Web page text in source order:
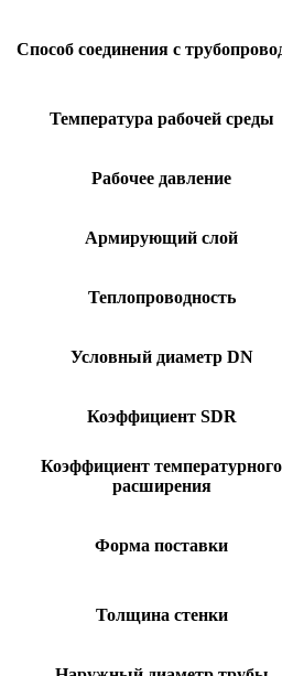
Способ соединения с
Температура рабочей среды
Рабочее давление
Армирующий слой
Теплопроводность
Условный диаметр DN
Коэффициент SDR
Коэффициент температурного
расширения
Форма поставки
Толщина стенки